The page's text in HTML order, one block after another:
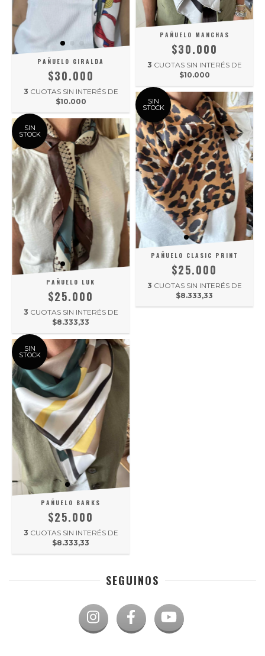
PAÑUELO GIRALDA
$30.000
3 CUOTAS SIN INTERÉS DE
$10.000
PAÑUELO MANCHAS
$30.000
3 CUOTAS SIN INTERÉS DE
$10.000
SIN
STOCK
PAÑUELO LUK
$25.000
3 CUOTAS SIN INTERÉS DE
$8.333,33
SIN
STOCK
PAÑUELO CLASIC PRINT
$25.000
3 CUOTAS SIN INTERÉS DE
$8.333,33
SIN
STOCK
PAÑUELO BARKS
$25.000
3 CUOTAS SIN INTERÉS DE
$8.333,33
SEGUINOS